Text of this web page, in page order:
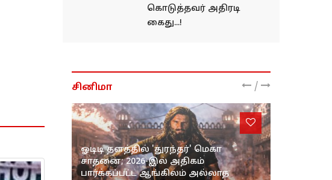
கொடுத்தவர் அதிரடி
கைது...!
சினிமா /
ஓடிடி தளத்தில் 'துரந்தர்' மெகா
சாதனை; 2026-இல் அதிகம்
பார்க்கப்பட்ட ஆங்கிலம் அல்லாத